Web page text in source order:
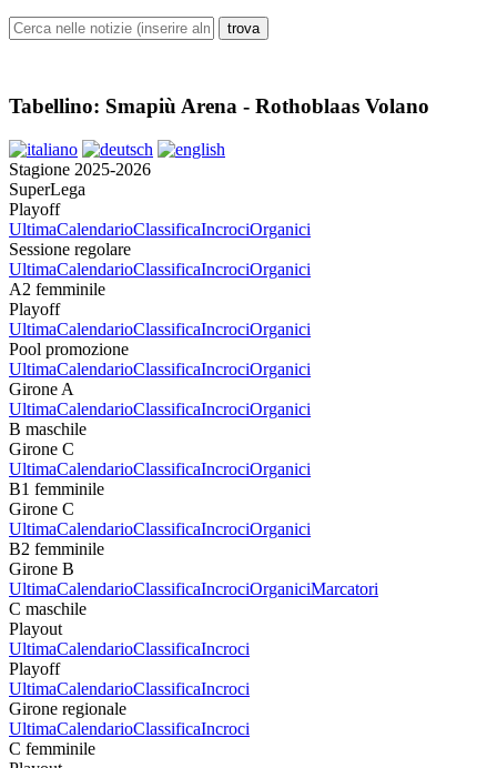
Tabellino: Smapiù Arena - Rothoblaas Volano
Stagione 2025-2026
SuperLega
Playoff
UltimaCalendarioClassificaIncrociOrganici
Sessione regolare
UltimaCalendarioClassificaIncrociOrganici
A2 femminile
Playoff
UltimaCalendarioClassificaIncrociOrganici
Pool promozione
UltimaCalendarioClassificaIncrociOrganici
Girone A
UltimaCalendarioClassificaIncrociOrganici
B maschile
Girone C
UltimaCalendarioClassificaIncrociOrganici
B1 femminile
Girone C
UltimaCalendarioClassificaIncrociOrganici
B2 femminile
Girone B
UltimaCalendarioClassificaIncrociOrganiciMarcatori
C maschile
Playout
UltimaCalendarioClassificaIncroci
Playoff
UltimaCalendarioClassificaIncroci
Girone regionale
UltimaCalendarioClassificaIncroci
C femminile